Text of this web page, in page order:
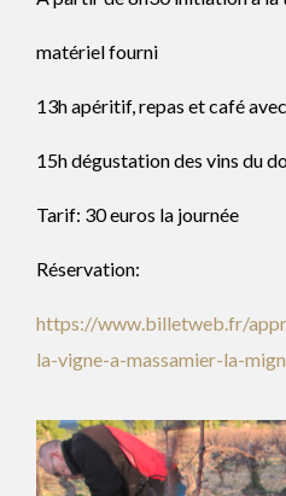
matériel fourni
13h apéritif, repas et café
15h dégustation des vins du
Tarif: 30 euros la journée
Réservation:
https://www.billetweb.fr/
la-vigne-a-massamier-la-